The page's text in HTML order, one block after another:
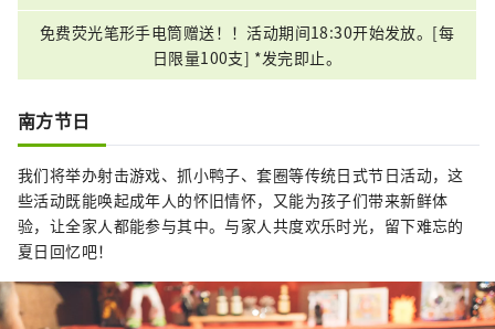
免费荧光笔形手电筒赠送！！活动期间18:30开始发放。[每
日限量100支] *发完即止。
南方节日
我们将举办射击游戏、抓小鸭子、套圈等传统日式节日活动，这
些活动既能唤起成年人的怀旧情怀，又能为孩子们带来新鲜体
验，让全家人都能参与其中。与家人共度欢乐时光，留下难忘的
夏日回忆吧！